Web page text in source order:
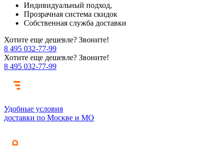
Индивидуальный подход,
Прозрачная система скидок
Собственная служба доставки
Хотите еще дешевле? Звоните!
8 495 032-77-99
Хотите еще дешевле? Звоните!
8 495 032-77-99
Удобные условия
доставки по Москве и МО